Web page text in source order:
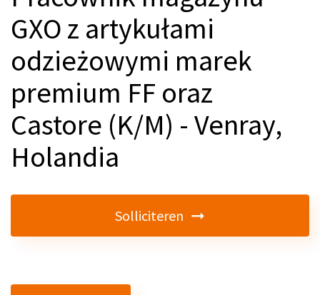
GXO z artykułami
odzieżowymi marek
premium FF oraz
Castore (K/M) - Venray,
Holandia
Solliciteren